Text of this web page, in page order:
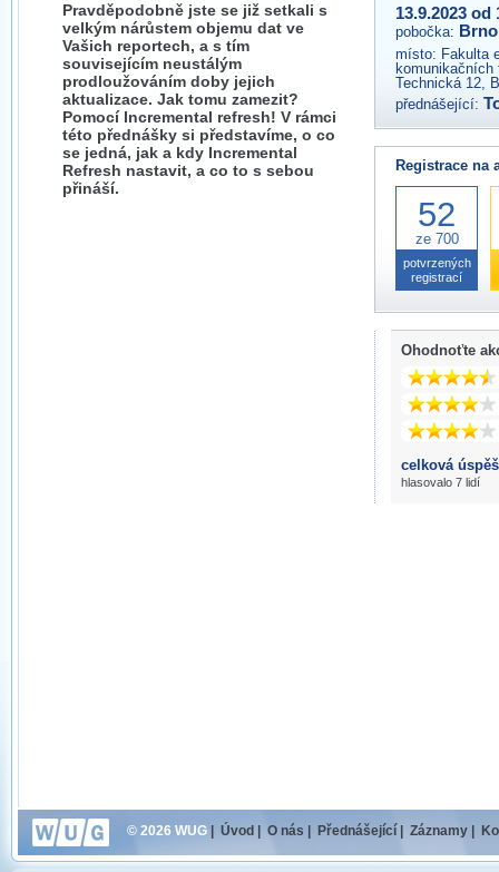
Pravděpodobně jste se již setkali s
velkým nárůstem objemu dat ve
Vašich reportech, a s tím
souvisejícím neustálým
prodloužováním doby jejich
aktualizace. Jak tomu zamezit?
Pomocí Incremental refresh! V rámci
této přednášky si představíme, o co
se jedná, jak a kdy Incremental
Refresh nastavit, a co to s sebou
přináší.
13.9.2023 od
pobočka: Brno
místo: Fakulta
Technická 12,
přednášející:
Registrace na
52
ze 700
potvrzených
registrací
Ohodnoťte
celková
hlasovalo 7 lidí
© 2026 WUG Úvod O nás Přednášející Záznamy